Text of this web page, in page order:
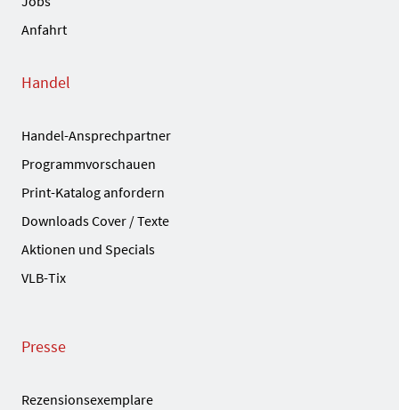
Anfahrt
Handel
Handel-Ansprechpartner
Programmvorschauen
Print-Katalog anfordern
Downloads Cover / Texte
Aktionen und Specials
VLB-Tix
Presse
Rezensionsexemplare